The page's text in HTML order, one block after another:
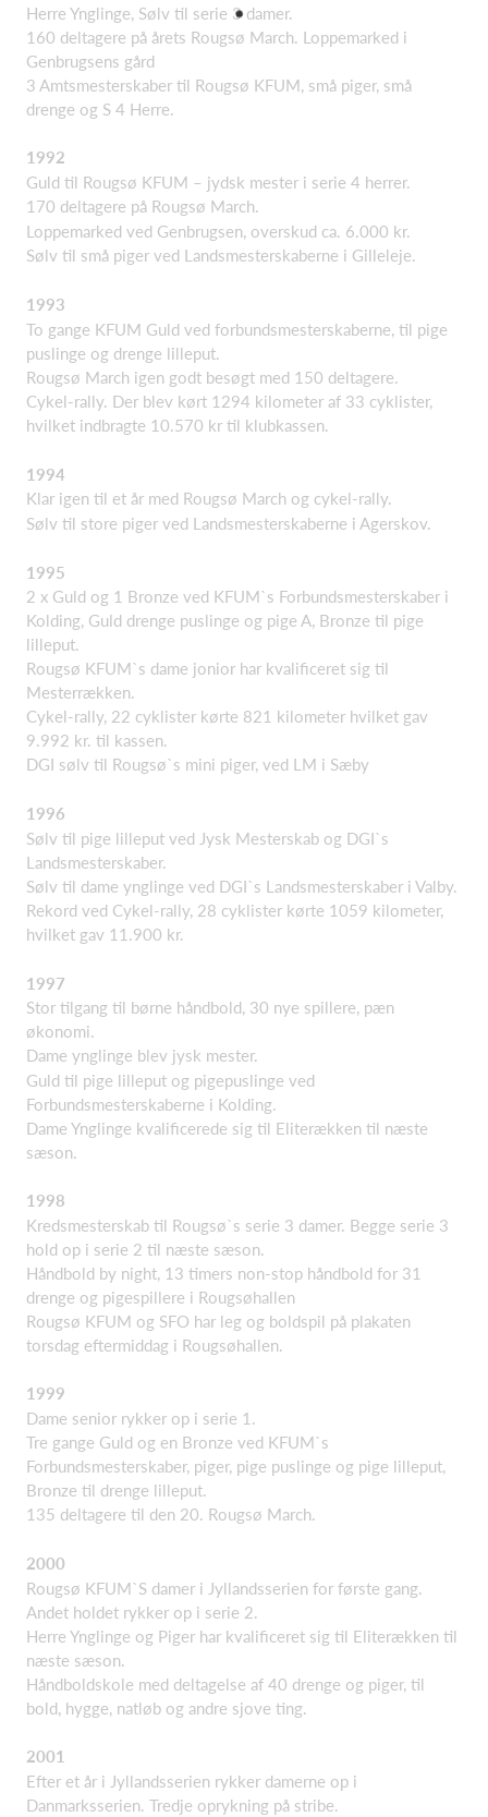
Herre Ynglinge, Sølv til serie 3 damer.
160 deltagere på årets Rougsø March. Loppemarked i
Genbrugsens gård
3 Amtsmesterskaber til Rougsø KFUM, små piger, små
drenge og S 4 Herre.
1992
Guld til Rougsø KFUM – jydsk mester i serie 4 herrer.
170 deltagere på Rougsø March.
Loppemarked ved Genbrugsen, overskud ca. 6.000 kr.
Sølv til små piger ved Landsmesterskaberne i Gilleleje.
1993
To gange KFUM Guld ved forbundsmesterskaberne, til pige
puslinge og drenge lilleput.
Rougsø March igen godt besøgt med 150 deltagere.
Cykel-rally. Der blev kørt 1294 kilometer af 33 cyklister,
hvilket indbragte 10.570 kr til klubkassen.
1994
Klar igen til et år med Rougsø March og cykel-rally.
Sølv til store piger ved Landsmesterskaberne i Agerskov.
1995
2 x Guld og 1 Bronze ved KFUM`s Forbundsmesterskaber i
Kolding, Guld drenge puslinge og pige A, Bronze til pige
lilleput.
Rougsø KFUM`s dame jonior har kvalificeret sig til
Mesterrækken.
Cykel-rally, 22 cyklister kørte 821 kilometer hvilket gav
9.992 kr. til kassen.
DGI sølv til Rougsø`s mini piger, ved LM i Sæby
1996
Sølv til pige lilleput ved Jysk Mesterskab og DGI`s
Landsmesterskaber.
Sølv til dame ynglinge ved DGI`s Landsmesterskaber i Valby.
Rekord ved Cykel-rally, 28 cyklister kørte 1059 kilometer,
hvilket gav 11.900 kr.
1997
Stor tilgang til børne håndbold, 30 nye spillere, pæn
økonomi.
Dame ynglinge blev jysk mester.
Guld til pige lilleput og pigepuslinge ved
Forbundsmesterskaberne i Kolding.
Dame Ynglinge kvalificerede sig til Eliterækken til næste
sæson.
1998
Kredsmesterskab til Rougsø`s serie 3 damer. Begge serie 3
hold op i serie 2 til næste sæson.
Håndbold by night, 13 timers non-stop håndbold for 31
drenge og pigespillere i Rougsøhallen
Rougsø KFUM og SFO har leg og boldspil på plakaten
torsdag eftermiddag i Rougsøhallen.
1999
Dame senior rykker op i serie 1.
Tre gange Guld og en Bronze ved KFUM`s
Forbundsmesterskaber, piger, pige puslinge og pige lilleput,
Bronze til drenge lilleput.
135 deltagere til den 20. Rougsø March.
2000
Rougsø KFUM`S damer i Jyllandsserien for første gang.
Andet holdet rykker op i serie 2.
Herre Ynglinge og Piger har kvalificeret sig til Eliterækken til
næste sæson.
Håndboldskole med deltagelse af 40 drenge og piger, til
bold, hygge, natløb og andre sjove ting.
2001
Efter et år i Jyllandsserien rykker damerne op i
Danmarksserien. Tredje oprykning på stribe.